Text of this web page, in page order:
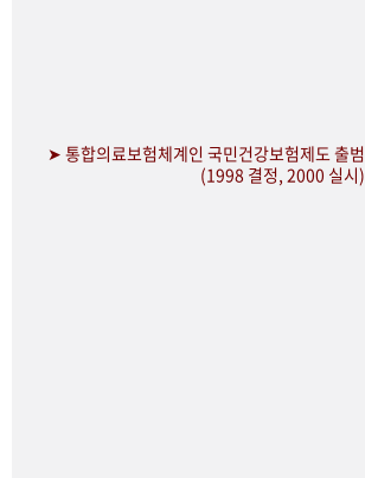
➤ 통합의료보험체계인 국민건강보험제도 출범
(1998 결정, 2000 실시)